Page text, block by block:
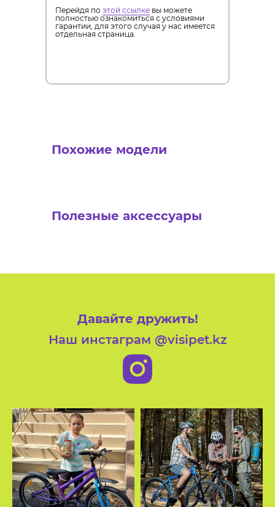
Перейдя по этой ссылке вы можете
полностью ознакомиться с условиями
гарантии, для этого случая у нас имеется
отдельная страница.
Похожие модели
Полезные аксессуары
Давайте дружить!
Наш инстаграм @visipet.kz